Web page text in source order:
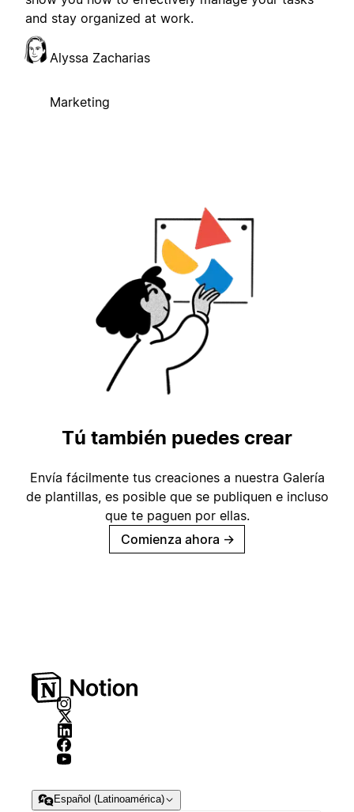
and stay organized at work.
Alyssa Zacharias
Marketing
Tú también puedes crear
Envía fácilmente tus creaciones a nuestra Galería
de plantillas, es posible que se publiquen e incluso
que te paguen por ellas.
Comienza ahora →
Español (Latinoamérica)